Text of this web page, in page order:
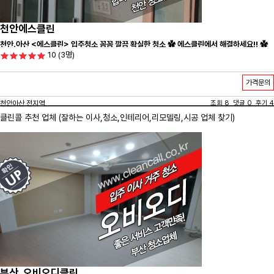
천안에스클린
천안.아산 <에스클린> 입주청소 꼼꼼 깔끔 확실한 청소 ✿ 에스클린에서 해결하세요!! ✿
10 (3명)
가격문의
천안아산 전지역 조회 8 댓글 0 후기 4
클린콜 추천 업체 (잘하는 이사, 청소 ,인테리어,리모델링,시공 업체 찾기)